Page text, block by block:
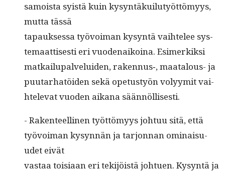
samoista syistä kuin kysyn­täkuilu­työt­tömyys,
mut­ta tässä
tapauk­ses­sa työvoiman kysyn­tä vai­htelee sys­
temaat­tis­es­ti eri vuo­de­naikoina. Esimerkik­si
matkailu­palvelu­iden, rakennus‑, maat­alous- ja
puu­tarhatöi­den sekä ope­tustyön volyymit vai­
htel­e­vat vuo­den aikana säännöllisesti.
- Rak­en­teelli­nen työt­tömyys johtuu sitä, että
työvoiman kysyn­nän ja tar­jon­nan omi­naisu­
udet eivät
vas­taa toisi­aan eri tek­i­jöistä johtuen. Kysyn­tä ja